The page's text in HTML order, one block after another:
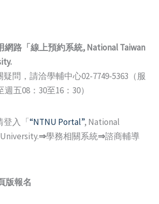
網路「線上預約系統, National Taiwan
問，請洽學輔中心02-7749-5363（服
五08：30至16：30）
登入「“NTNU Portal”, National
⇒學務相關系統⇒諮商輔導
版報名